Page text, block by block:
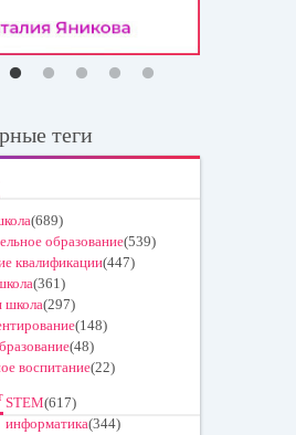
теги
(689)
образование(539)
квалификации(447)
(361)
школа(297)
(148)
(48)
воспитание(22)
STEM(617)
информатика(344)